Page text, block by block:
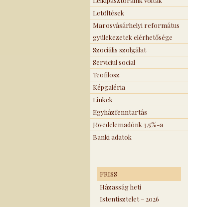
Letöltések
Marosvásárhelyi református
gyülekezetek elérhetősége
Szociális szolgálat
Serviciul social
Teofilosz
Képgaléria
Linkek
Egyházfenntartás
Jövedelemadónk 3,5%-a
Banki adatok
FRISS
Házasság heti
Istentisztelet – 2026